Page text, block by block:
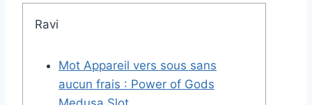
Ravi
Mot Appareil vers sous sans
aucun frais : Power of Gods